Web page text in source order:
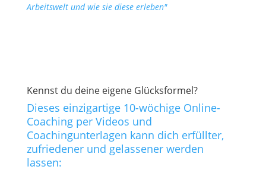
Arbeitswelt und wie sie diese erleben"
Kennst du deine eigene Glücksformel?
Dieses einzigartige 10-wöchige Online-
Coaching per Videos und
Coachingunterlagen kann dich erfüllter,
zufriedener und gelassener werden
lassen: